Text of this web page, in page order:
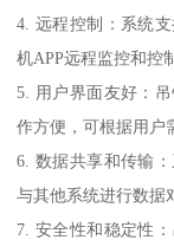
4. 远程控制：系统
机APP远程监控和控
5. 用户界面友好：
作方便，可根据用户
6. 数据共享和传输
与其他系统进行数据
7. 安全性和稳定性